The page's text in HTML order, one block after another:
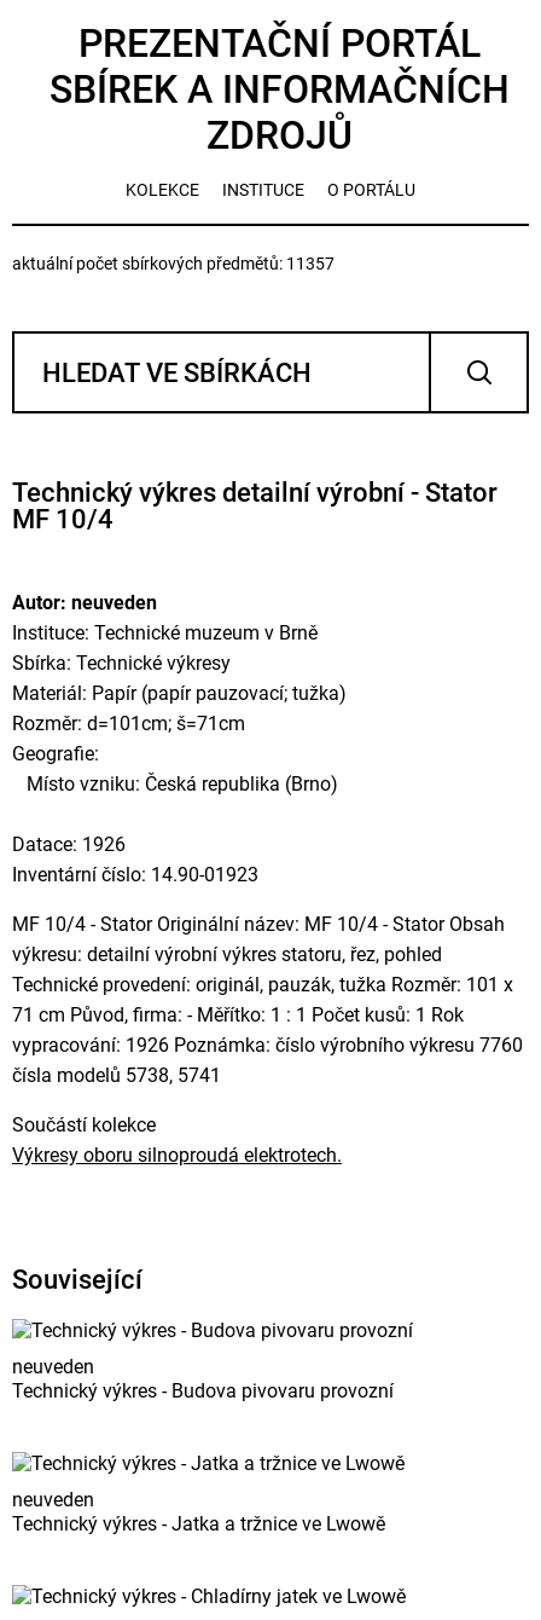
PREZENTAČNÍ PORTÁL
SBÍREK A INFORMAČNÍCH
ZDROJŮ
KOLEKCE INSTITUCE O PORTÁLU
aktuální počet sbírkových předmětů: 11357
Technický výkres detailní výrobní - Stator
MF 10/4
Autor: neuveden
Instituce: Technické muzeum v Brně
Sbírka: Technické výkresy
Materiál: Papír (papír pauzovací; tužka)
Rozměr: d=101cm; š=71cm
Geografie:
Místo vzniku: Česká republika (Brno)
Datace: 1926
Inventární číslo: 14.90-01923
MF 10/4 - Stator Originální název: MF 10/4 - Stator Obsah
výkresu: detailní výrobní výkres statoru, řez, pohled
Technické provedení: originál, pauzák, tužka Rozměr: 101 x
71 cm Původ, firma: - Měřítko: 1 : 1 Počet kusů: 1 Rok
vypracování: 1926 Poznámka: číslo výrobního výkresu 7760
čísla modelů 5738, 5741
Součástí kolekce
Výkresy oboru silnoproudá elektrotech.
Související
neuveden
Technický výkres - Budova pivovaru provozní
neuveden
Technický výkres - Jatka a tržnice ve Lwowě